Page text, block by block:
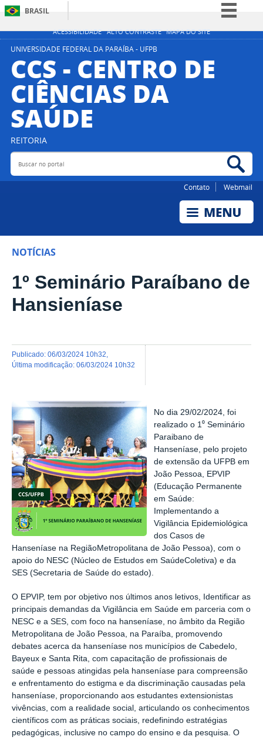
ACESSIBILIDADE ALTO CONTRASTE MAPA DO SITE
BRASIL
Simplifique!
Participe
Acesso à informação
Legislação
UNIVERSIDADE FEDERAL DA PARAÍBA - UFPB
CCS - CENTRO DE
CIÊNCIAS DA
SAÚDE
REITORIA
Buscar no portal
Contato Webmail
NOTÍCIAS
1º Seminário Paraíbano de
Hansieníase
publicado: 06/03/2024 10h32
última modificação: 06/03/2024 10h32
No dia 29/02/2024, foi
realizado o 1⁰ Seminário
Paraibano de
Hanseníase, pelo projeto
de extensão da UFPB em
João Pessoa, EPVIP
(Educação Permanente
em Saúde:
Implementando a
Vigilância Epidemiológica
dos Casos de
Hanseníase na RegiãoMetropolitana de João Pessoa), com o
apoio do NESC (Núcleo de Estudos em SaúdeColetiva) e da
SES (Secretaria de Saúde do estado).
O EPVIP, tem por objetivo nos últimos anos letivos, Identificar as
principais demandas da Vigilância em Saúde em parceria com o
NESC e a SES, com foco na hanseníase, no âmbito da Região
Metropolitana de João Pessoa, na Paraíba, promovendo
debates acerca da hanseníase nos municípios de Cabedelo,
Bayeux e Santa Rita, com capacitação de profissionais de
saúde e pessoas atingidas pela hanseníase para compreensão
e enfrentamento do estigma e da discriminação causadas pela
hanseníase, proporcionando aos estudantes extensionistas
vivências, com a realidade social, articulando os conhecimentos
científicos com as práticas sociais, redefinindo estratégias
pedagógicas, inclusive no campo do ensino e da pesquisa. O